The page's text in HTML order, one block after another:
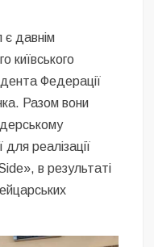
є давнім
київського
Федерації
Разом вони
для реалізації
в результаті